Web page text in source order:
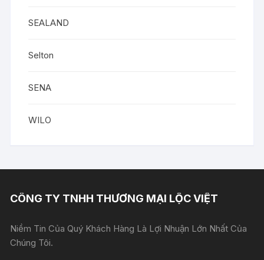
SEALAND
Selton
SENA
WILO
CÔNG TY TNHH THƯƠNG MẠI LỘC VIỆT
Niềm Tin Của Quý Khách Hàng Là Lợi Nhuận Lớn Nhất Của
Chúng Tôi.